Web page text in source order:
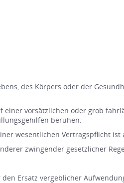
des Körpers oder der
vorsätzlichen oder grob
beruhen.
wesentlichen Vertragspflicht
zwingender gesetzlicher
Ersatz vergeblicher